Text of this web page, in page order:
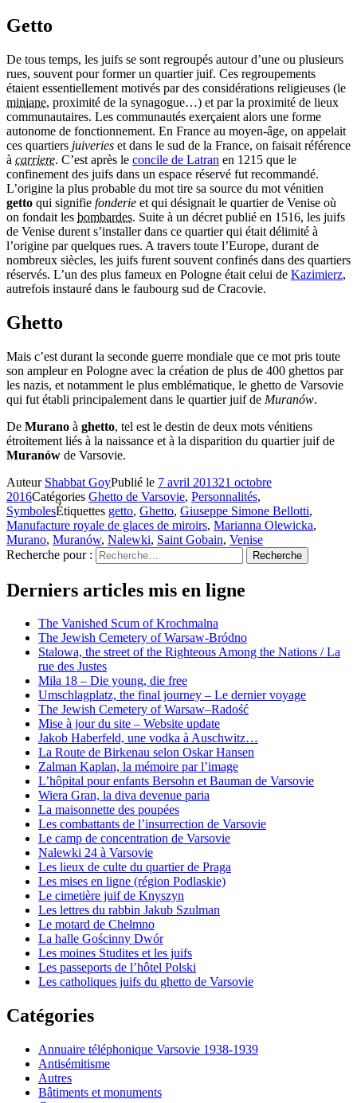
Getto
De tous temps, les juifs se sont regroupés autour d’une ou plusieurs
rues, souvent pour former un quartier juif. Ces regroupements
étaient essentiellement motivés par des considérations religieuses (le
miniane, proximité de la synagogue…) et par la proximité de lieux
communautaires. Les communautés exerçaient alors une forme
autonome de fonctionnement. En France au moyen-âge, on appelait
ces quartiers juiveries et dans le sud de la France, on faisait référence
à carriere. C’est après le concile de Latran en 1215 que le
confinement des juifs dans un espace réservé fut recommandé.
L’origine la plus probable du mot tire sa source du mot vénitien
getto qui signifie fonderie et qui désignait le quartier de Venise où
on fondait les bombardes. Suite à un décret publié en 1516, les juifs
de Venise durent s’installer dans ce quartier qui était délimité à
l’origine par quelques rues. A travers toute l’Europe, durant de
nombreux siècles, les juifs furent souvent confinés dans des quartiers
réservés. L’un des plus fameux en Pologne était celui de Kazimierz,
autrefois instauré dans le faubourg sud de Cracovie.
Ghetto
Mais c’est durant la seconde guerre mondiale que ce mot pris toute
son ampleur en Pologne avec la création de plus de 400 ghettos par
les nazis, et notamment le plus emblématique, le ghetto de Varsovie
qui fut établi principalement dans le quartier juif de Muranów.
De Murano à ghetto, tel est le destin de deux mots vénitiens
étroitement liés à la naissance et à la disparition du quartier juif de
Muranów de Varsovie.
Auteur Shabbat GoyPublié le 7 avril 201321 octobre
2016Catégories Ghetto de Varsovie, Personnalités,
SymbolesÉtiquettes getto, Ghetto, Giuseppe Simone Bellotti,
Manufacture royale de glaces de miroirs, Marianna Olewicka,
Murano, Muranów, Nalewki, Saint Gobain, Venise
Recherche pour :
Recherche
Derniers articles mis en ligne
The Vanished Scum of Krochmalna
The Jewish Cemetery of Warsaw-Bródno
Stalowa, the street of the Righteous Among the Nations / La
rue des Justes
Miła 18 – Die young, die free
Umschlagplatz, the final journey – Le dernier voyage
The Jewish Cemetery of Warsaw–Radość
Mise à jour du site – Website update
Jakob Haberfeld, une vodka à Auschwitz…
La Route de Birkenau selon Oskar Hansen
Zalman Kaplan, la mémoire par l’image
L’hôpital pour enfants Bersohn et Bauman de Varsovie
Wiera Gran, la diva devenue paria
La maisonnette des poupées
Les combattants de l’insurrection de Varsovie
Le camp de concentration de Varsovie
Nalewki 24 à Varsovie
Les lieux de culte du quartier de Praga
Les mises en ligne (région Podlaskie)
Le cimetière juif de Knyszyn
Les lettres du rabbin Jakub Szulman
Le motard de Chełmno
La halle Gościnny Dwór
Les moines Studites et les juifs
Les passeports de l’hôtel Polski
Les catholiques juifs du ghetto de Varsovie
Catégories
Annuaire téléphonique Varsovie 1938-1939
Antisémitisme
Autres
Bâtiments et monuments